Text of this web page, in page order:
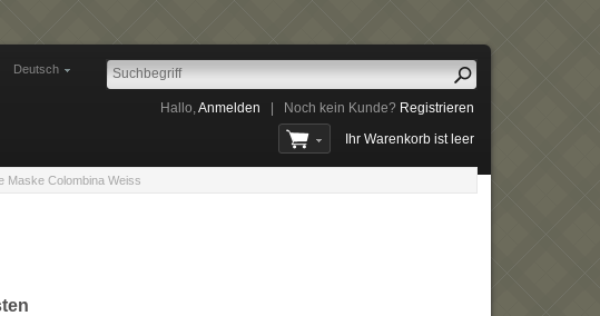
Deutsch
Hallo,Anmelden Noch kein Kunde? Registrieren
Ihr Warenkorb ist leer
Colombina Weiss